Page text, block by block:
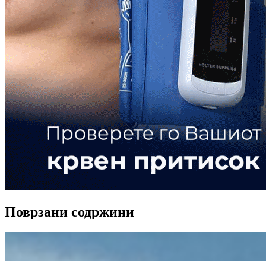
Поврзани содржини